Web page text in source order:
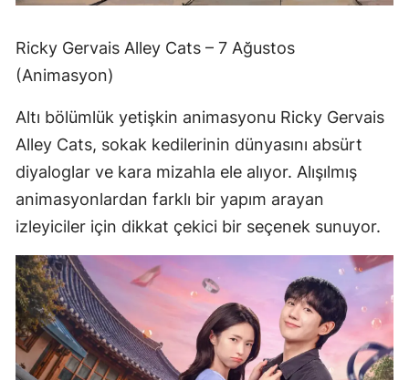
Ricky Gervais Alley Cats – 7 Ağustos
(Animasyon)
Altı bölümlük yetişkin animasyonu Ricky Gervais
Alley Cats, sokak kedilerinin dünyasını absürt
diyaloglar ve kara mizahla ele alıyor. Alışılmış
animasyonlardan farklı bir yapım arayan
izleyiciler için dikkat çekici bir seçenek sunuyor.